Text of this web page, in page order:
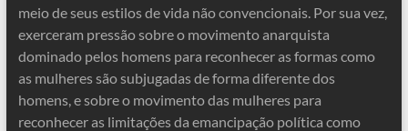
meio de seus estilos de vida não convencionais. Por sua vez,
exerceram pressão sobre o movimento anarquista
dominado pelos homens para reconhecer as formas como
as mulheres são subjugadas de forma diferente dos
homens, e sobre o movimento das mulheres para
reconhecer as limitações da emancipação política como